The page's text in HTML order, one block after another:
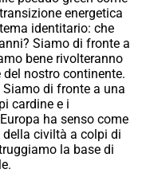
energetica
identitario: che
Siamo di fronte a
bene rivolteranno
nostro continente.
di fronte a una
cardine e i
ha senso come
civiltà a colpi di
la base di